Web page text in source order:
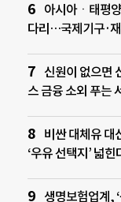
아시아ㆍ태평
다리…국제기구·
신원이 없으면
스 금융 소외 푸는
비싼 대체유
‘우유 선택지’ 넓힌
생명보험업계,